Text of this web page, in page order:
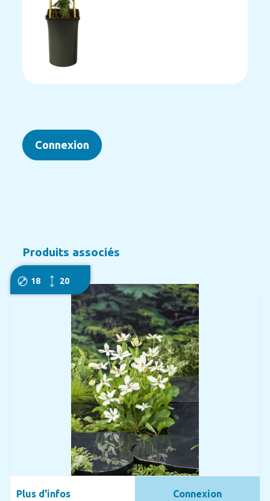
Connexion
Produits associés
18 20
Plus d'infos Connexion